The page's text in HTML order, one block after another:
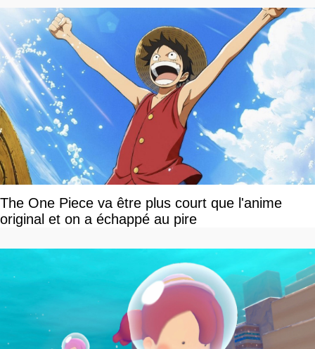
The One Piece va être plus court que l'anime
original et on a échappé au pire